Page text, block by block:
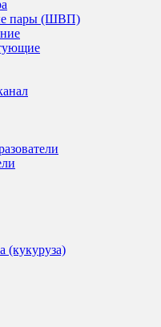
пары (ШВП)
(кукуруза)